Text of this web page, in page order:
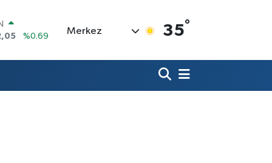
Merkez 35°